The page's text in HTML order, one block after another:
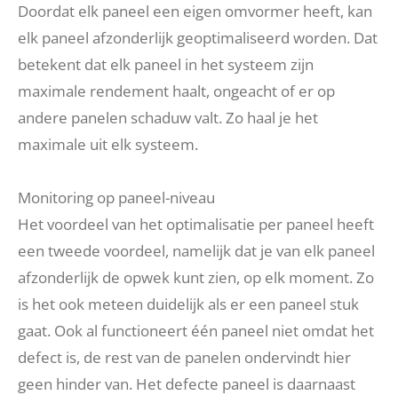
Doordat elk paneel een eigen omvormer heeft, kan
elk paneel afzonderlijk geoptimaliseerd worden. Dat
betekent dat elk paneel in het systeem zijn
maximale rendement haalt, ongeacht of er op
andere panelen schaduw valt. Zo haal je het
maximale uit elk systeem.
Monitoring op paneel-niveau
Het voordeel van het optimalisatie per paneel heeft
een tweede voordeel, namelijk dat je van elk paneel
afzonderlijk de opwek kunt zien, op elk moment. Zo
is het ook meteen duidelijk als er een paneel stuk
gaat. Ook al functioneert één paneel niet omdat het
defect is, de rest van de panelen ondervindt hier
geen hinder van. Het defecte paneel is daarnaast